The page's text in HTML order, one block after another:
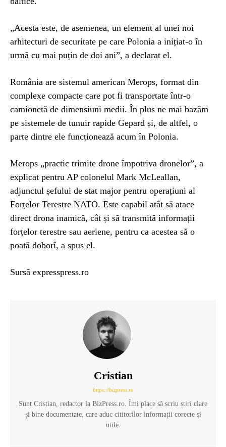
„Acesta este, de asemenea, un element al unei noi
arhitecturi de securitate pe care Polonia a inițiat-o în
urmă cu mai puțin de doi ani”, a declarat el.
România are sistemul american Merops, format din
complexe compacte care pot fi transportate într-o
camionetă de dimensiuni medii. În plus ne mai bazăm
pe sistemele de tunuir rapide Gepard și, de altfel, o
parte dintre ele funcționează acum în Polonia.
Merops „practic trimite drone împotriva dronelor”, a
explicat pentru AP colonelul Mark McLeallan,
adjunctul șefului de stat major pentru operațiuni al
Forțelor Terestre NATO. Este capabil atât să atace
direct drona inamică, cât și să transmită informații
forțelor terestre sau aeriene, pentru ca acestea să o
poată doborî, a spus el.
Sursă expresspress.ro
Cristian
https://bizpress.ro
Sunt Cristian, redactor la BizPress.ro. Îmi place să scriu știri clare
și bine documentate, care aduc cititorilor informații corecte și
utile.